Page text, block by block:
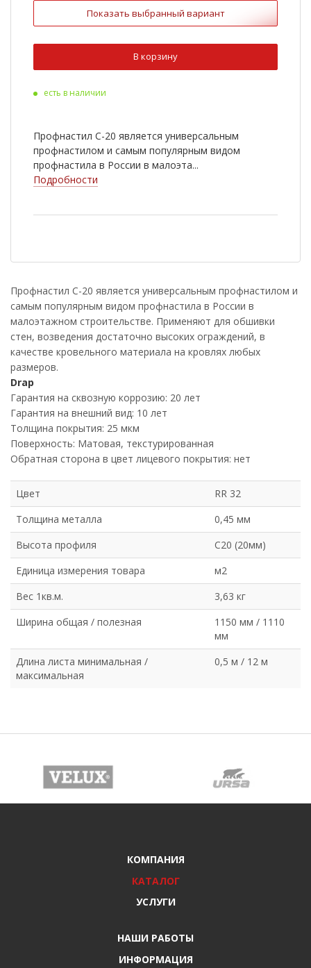
RR 29 Ral 1015
Ral 3009 Ral 5005
Ral 9003 Ral 6020
Ral 8022
Ral 5002 Ral 5021
Ral 6002
Ral 9006 Golden Dub
Cherry Wood
Показать выбранный вариант
В корзину
есть в наличии
Профнастил С-20 является универсальным
профнастилом и самым популярным видом
профнастила в России в малоэта...
Подробности
Профнастил С-20 является универсальным профнастилом и
самым популярным видом профнастила в России в
малоэтажном строительстве. Применяют для обшивки
стен, возведения достаточно высоких ограждений, в
качестве кровельного материала на кровлях любых
размеров.
Drap
Гарантия на сквозную коррозию: 20 лет
Гарантия на внешний вид: 10 лет
Толщина покрытия: 25 мкм
Поверхность: Матовая, текстурированная
Обратная сторона в цвет лицевого покрытия: нет
Цвет
RR 32
Толщина металла
0,45 мм
Высота профиля
С20 (20мм)
Единица измерения товара
м2
Вес 1кв.м.
3,63 кг
Ширина общая / полезная
1150 мм / 1110
мм
Длина листа минимальная /
максимальная
0,5 м / 12 м
КОМПАНИЯ
КАТАЛОГ
УСЛУГИ
НАШИ РАБОТЫ
ИНФОРМАЦИЯ